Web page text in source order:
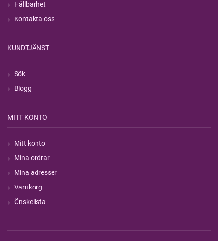
Hållbarhet
Kontakta oss
KUNDTJÄNST
Sök
Blogg
MITT KONTO
Mitt konto
Mina ordrar
Mina adresser
Varukorg
Önskelista